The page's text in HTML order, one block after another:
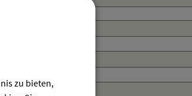
zu bieten,